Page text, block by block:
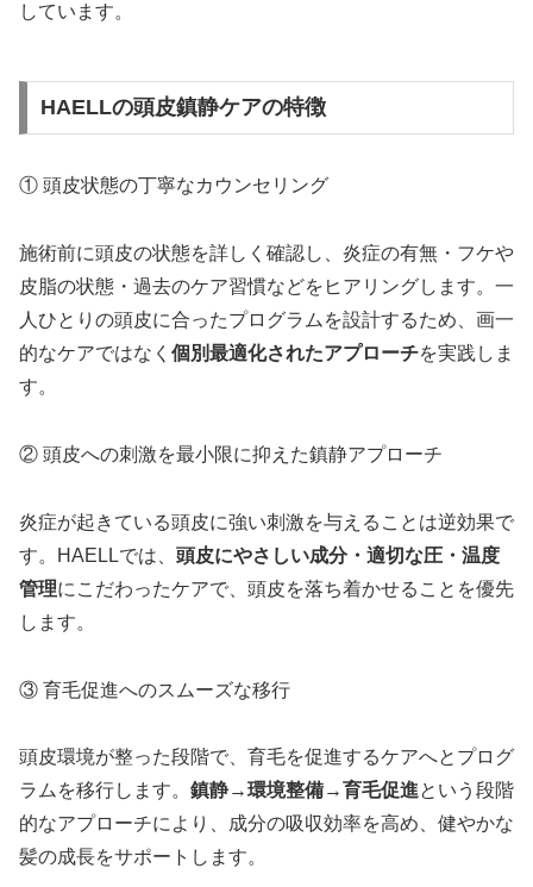
しています。
HAELLの頭皮鎮静ケアの特徴
① 頭皮状態の丁寧なカウンセリング
施術前に頭皮の状態を詳しく確認し、炎症の有無・フケや
皮脂の状態・過去のケア習慣などをヒアリングします。一
人ひとりの頭皮に合ったプログラムを設計するため、画一
的なケアではなく 個別最適化されたアプローチを実践しま
す。
② 頭皮への刺激を最小限に抑えた鎮静アプローチ
炎症が起きている頭皮に強い刺激を与えることは逆効果で
す。HAELLでは、 頭皮にやさしい成分・適切な圧・温度
管理にこだわったケアで、頭皮を落ち着かせることを優先
します。
③ 育毛促進へのスムーズな移行
頭皮環境が整った段階で、育毛を促進するケアへとプログ
ラムを移行します。 鎮静→環境整備→育毛促進という段階
的なアプローチにより、成分の吸収効率を高め、健やかな
髪の成長をサポートします。